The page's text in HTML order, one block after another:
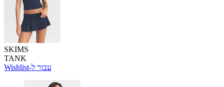
SKIMS
TANK
Wishlist-עבור ל